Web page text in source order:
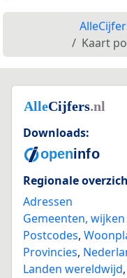
Kaart
Downloads:
Regionale
Adressen
Gemeenten,
Postcodes,
Provincies,
Landen wereldwijd,